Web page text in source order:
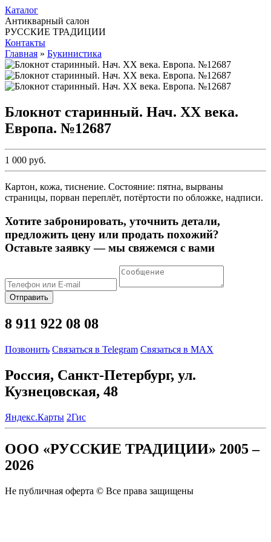
Каталог
Антикварный салон
РУССКИЕ ТРАДИЦИИ
Контакты
Главная » Букинистика
Блокнот старинный. Нач. ХХ века.
Европа. №12687
1 000 руб.
Картон, кожа, тиснение. Состояние: пятна, вырваны
страницы, порван переплёт, потёртости по обложке, надписи.
Хотите забронировать, уточнить детали,
предложить цену или продать похожий?
Оставьте заявку — мы свяжемся с вами
Отправить
8 911 922 08 08
Позвонить Связаться в Telegram Связаться в MAX
Россия, Санкт-Петербург, ул.
Кузнецовская, 48
Яндекс.Карты 2Гис
ООО «РУССКИЕ ТРАДИЦИИ» 2005 –
2026
Не публичная оферта © Все права защищены